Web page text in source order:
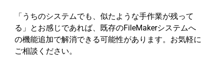
「うちのシステムでも、似たような手作業が残って
る」とお感じであれば、既存のFileMakerシステムへ
の機能追加で解消できる可能性があります。お気軽に
ご相談ください。